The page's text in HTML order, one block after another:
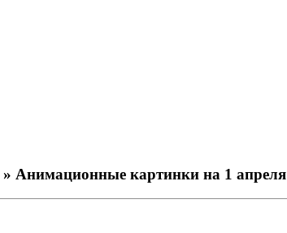
» Анимационные картинки на 1 апреля